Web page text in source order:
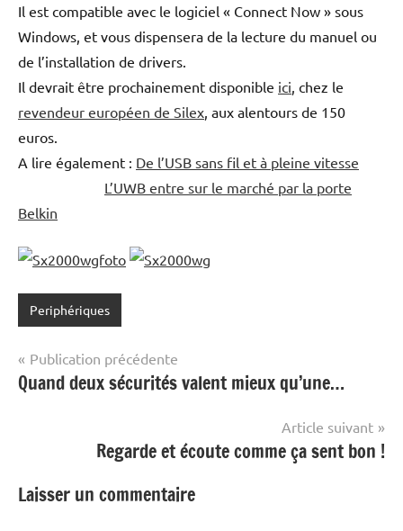
Il est compatible avec le logiciel « Connect Now » sous
Windows, et vous dispensera de la lecture du manuel ou
de l’installation de drivers.
Il devrait être prochainement disponible ici , chez le
revendeur européen de Silex , aux alentours de 150
euros.
A lire également : De l’USB sans fil et à pleine vitesse
L’UWB entre sur le marché par la porte
Belkin
Periphériques
Navigation
de
Publication précédente
Quand deux sécurités valent mieux qu’une…
Article suivant
Regarde et écoute comme ça sent bon !
Laisser un commentaire